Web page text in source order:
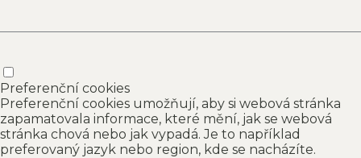
Preferenční cookies
Preferenční cookies umožňují, aby si webová stránka
zapamatovala informace, které mění, jak se webová
stránka chová nebo jak vypadá. Je to například
preferovaný jazyk nebo region, kde se nacházíte.